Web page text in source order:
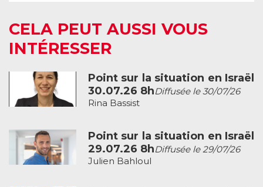
CELA PEUT AUSSI VOUS
INTÉRESSER
Point sur la situation en Israël
30.07.26 8hDiffusée le 30/07/26
Rina Bassist
Point sur la situation en Israël
29.07.26 8hDiffusée le 29/07/26
Julien Bahloul